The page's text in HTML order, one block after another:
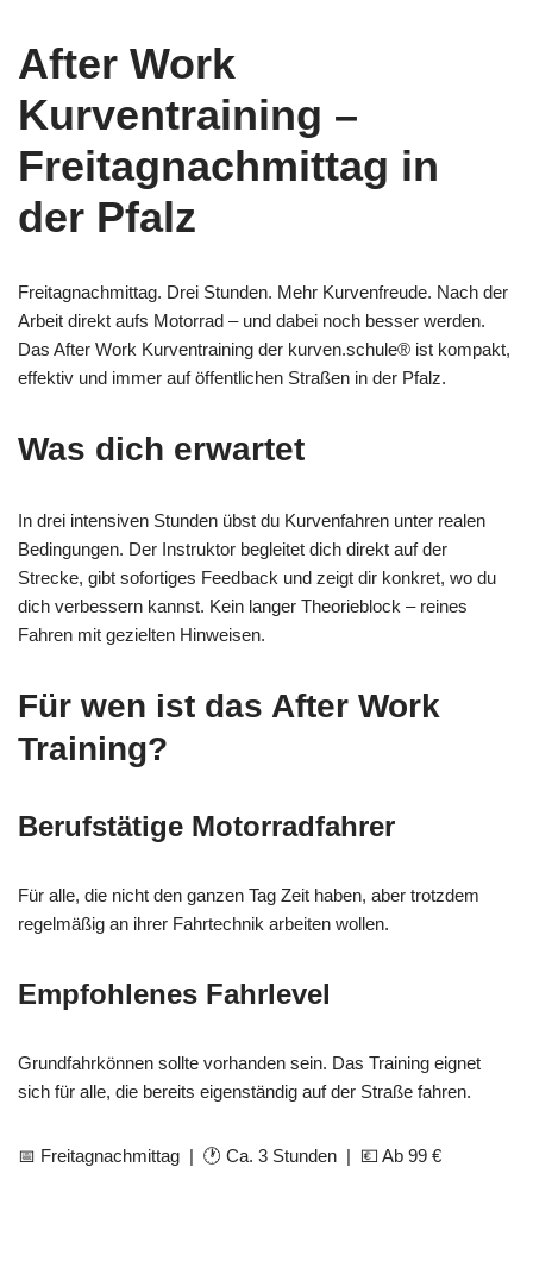
After Work
Kurventraining –
Freitagnachmittag in
der Pfalz
Freitagnachmittag. Drei Stunden. Mehr Kurvenfreude. Nach der
Arbeit direkt aufs Motorrad – und dabei noch besser werden.
Das After Work Kurventraining der kurven.schule® ist kompakt,
effektiv und immer auf öffentlichen Straßen in der Pfalz.
Was dich erwartet
In drei intensiven Stunden übst du Kurvenfahren unter realen
Bedingungen. Der Instruktor begleitet dich direkt auf der
Strecke, gibt sofortiges Feedback und zeigt dir konkret, wo du
dich verbessern kannst. Kein langer Theorieblock – reines
Fahren mit gezielten Hinweisen.
Für wen ist das After Work
Training?
Berufstätige Motorradfahrer
Für alle, die nicht den ganzen Tag Zeit haben, aber trotzdem
regelmäßig an ihrer Fahrtechnik arbeiten wollen.
Empfohlenes Fahrlevel
Grundfahrkönnen sollte vorhanden sein. Das Training eignet
sich für alle, die bereits eigenständig auf der Straße fahren.
📅 Freitagnachmittag | 🕐 Ca. 3 Stunden | 💶 Ab 99 €